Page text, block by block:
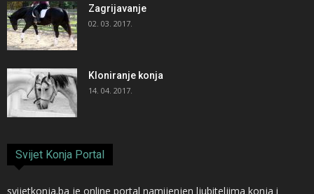
Zagrijavanje
02. 03. 2017.
Kloniranje konja
14. 04. 2017.
Svijet Konja Portal
svijetkonja.ba je online portal namijenjen ljubiteljima konja i